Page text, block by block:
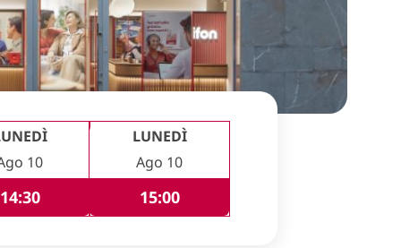
10
14:30
LUNEDÌ
Ago 10
15:00